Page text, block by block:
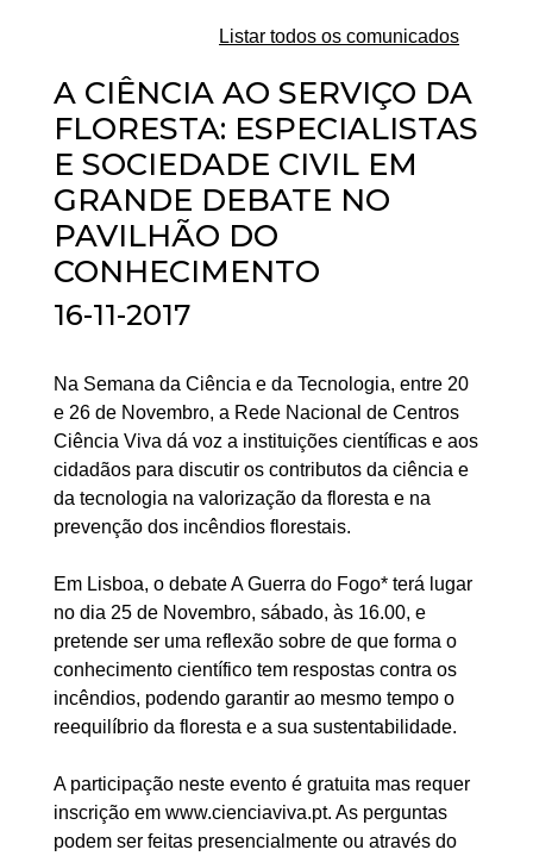
Listar todos os comunicados
A CIÊNCIA AO SERVIÇO DA
FLORESTA: ESPECIALISTAS
E SOCIEDADE CIVIL EM
GRANDE DEBATE NO
PAVILHÃO DO
CONHECIMENTO
16-11-2017
Na Semana da Ciência e da Tecnologia, entre 20
e 26 de Novembro, a Rede Nacional de Centros
Ciência Viva dá voz a instituições científicas e aos
cidadãos para discutir os contributos da ciência e
da tecnologia na valorização da floresta e na
prevenção dos incêndios florestais.
Em Lisboa, o debate A Guerra do Fogo* terá lugar
no dia 25 de Novembro, sábado, às 16.00, e
pretende ser uma reflexão sobre de que forma o
conhecimento científico tem respostas contra os
incêndios, podendo garantir ao mesmo tempo o
reequilíbrio da floresta e a sua sustentabilidade.
A participação neste evento é gratuita mas requer
inscrição em www.cienciaviva.pt. As perguntas
podem ser feitas presencialmente ou através do